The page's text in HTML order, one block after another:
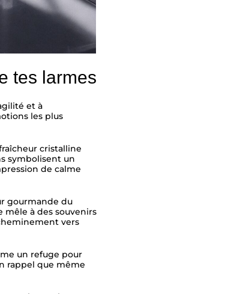
tes larmes
et à
les plus
cristalline
symbolisent un
de calme
gourmande du
mêle à des souvenirs
vers
un refuge pour
rappel que même